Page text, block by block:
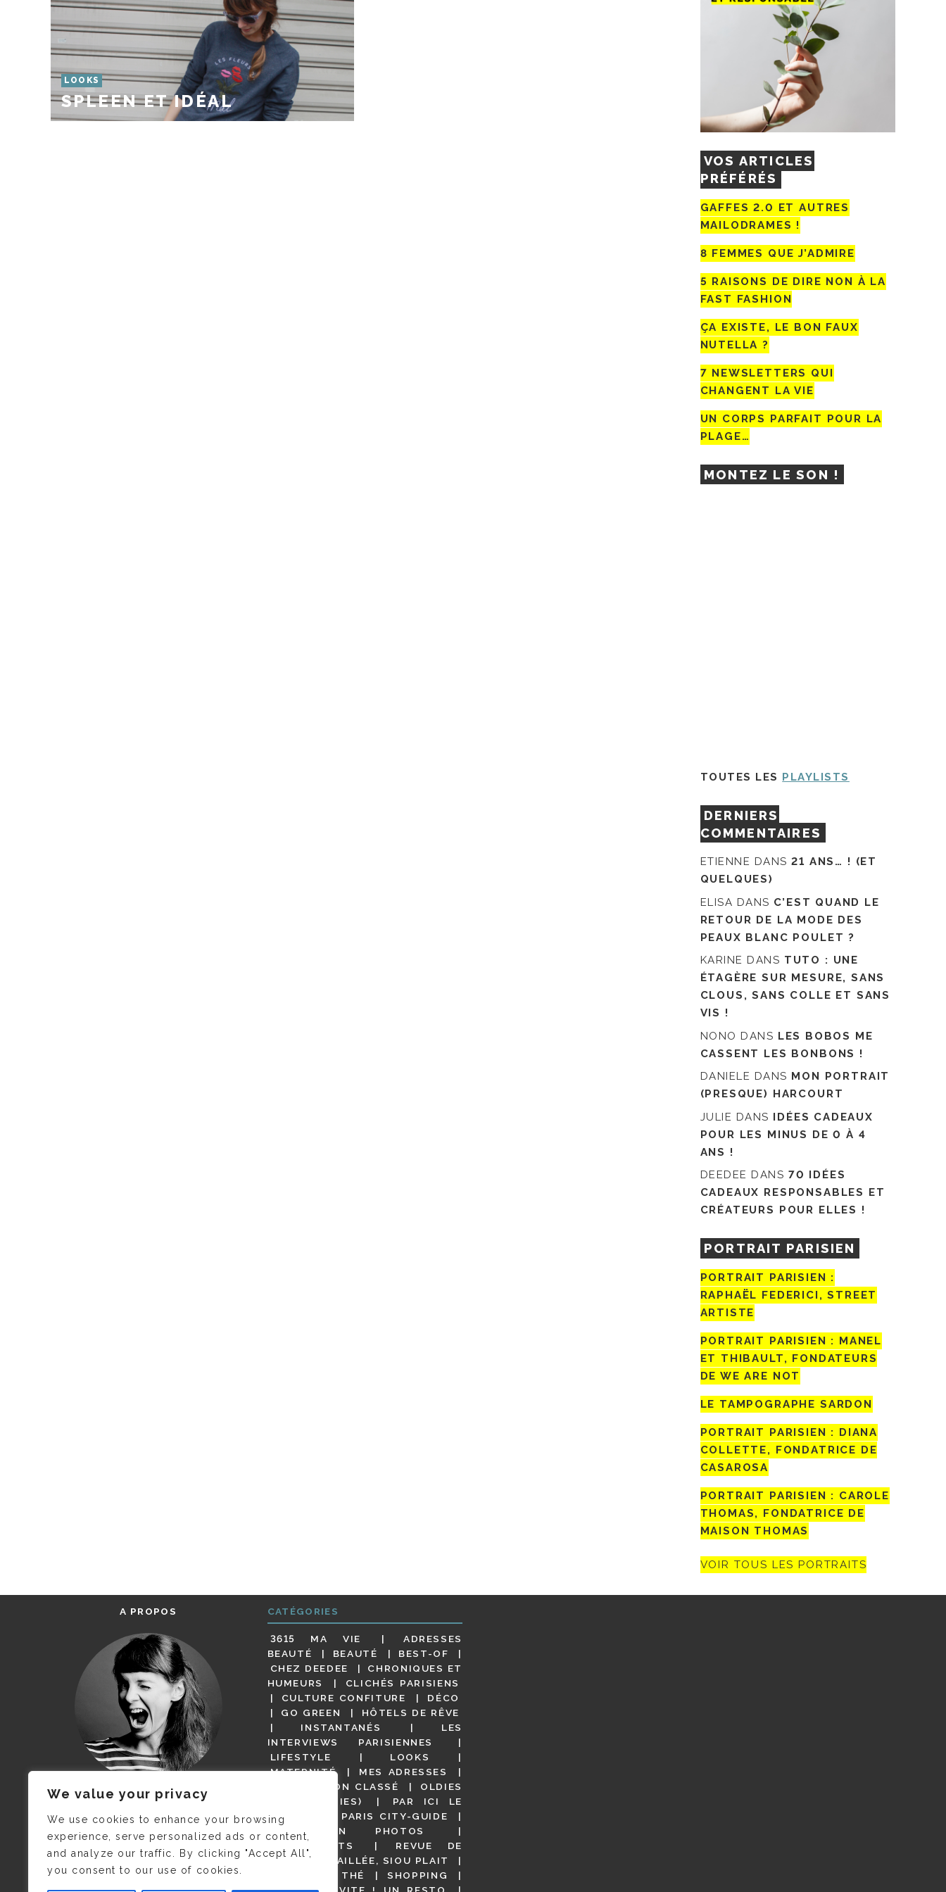
We value your privacy
We use cookies to enhance your browsing
experience, serve personalized ads or content,
and analyze our traffic. By clicking "Accept All",
you consent to our use of cookies.
LOOKS
SPLEEN ET IDÉAL
VOS ARTICLES
PRÉFÉRÉS
GAFFES 2.0 ET AUTRES
MAILODRAMES !
8 FEMMES QUE J’ADMIRE
5 RAISONS DE DIRE NON À LA
FAST FASHION
ÇA EXISTE, LE BON FAUX
NUTELLA ?
7 NEWSLETTERS QUI
CHANGENT LA VIE
UN CORPS PARFAIT POUR LA
PLAGE…
MONTEZ LE SON !
TOUTES LES PLAYLISTS
DERNIERS
COMMENTAIRES
ETIENNE DANS21 ANS… ! (ET
QUELQUES)
ELISA DANS C’EST QUAND LE
RETOUR DE LA MODE DES
PEAUX BLANC POULET ?
KARINE DANS TUTO : UNE
ÉTAGÈRE SUR MESURE, SANS
CLOUS, SANS COLLE ET SANS
VIS !
NONO DANS LES BOBOS ME
CASSENT LES BONBONS !
DANIELE DANS MON PORTRAIT
(PRESQUE) HARCOURT
JULIE DANS IDÉES CADEAUX
POUR LES MINUS DE 0 À 4
ANS !
DEEDEE DANS 70 IDÉES
CADEAUX RESPONSABLES ET
CRÉATEURS POUR ELLES !
PORTRAIT PARISIEN
PORTRAIT PARISIEN :
RAPHAËL FEDERICI, STREET
ARTISTE
PORTRAIT PARISIEN : MANEL
ET THIBAULT, FONDATEURS
DE WE ARE NOT
LE TAMPOGRAPHE SARDON
PORTRAIT PARISIEN : DIANA
COLLETTE, FONDATRICE DE
CASAROSA
PORTRAIT PARISIEN : CAROLE
THOMAS, FONDATRICE DE
MAISON THOMAS
VOIR TOUS LES PORTRAITS
A PROPOS
JE M’APPELLE DELPHINE MAIS
C’EST ©CAMILLE COLLIN QUI A
PRIS CETTE PHOTO !
CATÉGORIES
3615 MA VIE
ADRESSES
BEAUTÉ
BEAUTÉ
BEST-OF
CHEZ DEEDEE
CHRONIQUES ET
HUMEURS
CLICHÉS PARISIENS
CULTURE CONFITURE
DÉCO
GO GREEN
HÔTELS DE RÊVE
INSTANTANÉS
LES
INTERVIEWS PARISIENNES
LIFESTYLE
LOOKS
MATERNITÉ
MES ADRESSES
NON CLASSÉ
OLDIES
(BUT GOODIES)
PAR ICI LE
MAGOT !
PARIS CITY-GUIDE
PARIS EN PHOTOS
RESTAURANTS
REVUE DE
PRESSE DÉTAILLÉE, SIOU PLAIT
SALONS DE THÉ
SHOPPING
VIDÉOS
VITE ! UN RESTO